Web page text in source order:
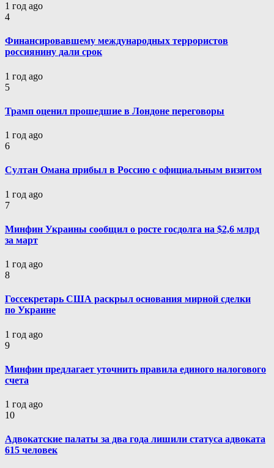
1 год ago
4
Финансировавшему международных террористов
россиянину дали срок
1 год ago
5
Трамп оценил прошедшие в Лондоне переговоры
1 год ago
6
Султан Омана прибыл в Россию с официальным визитом
1 год ago
7
Минфин Украины сообщил о росте госдолга на $2,6 млрд
за март
1 год ago
8
Госсекретарь США раскрыл основания мирной сделки
по Украине
1 год ago
9
Минфин предлагает уточнить правила единого налогового
счета
1 год ago
10
Адвокатские палаты за два года лишили статуса адвоката
615 человек